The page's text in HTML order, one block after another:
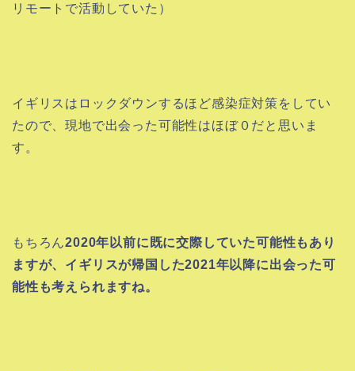
リモートで活動していた）
イギリスはロックダウンするほど感染症対策をしてい
たので、現地で出会った可能性はほぼ０だと思いま
す。
もちろん2020年以前に既に交際していた可能性もあり
ますが、イギリスが帰国した2021年以降に出会った可
能性も考えられますね。